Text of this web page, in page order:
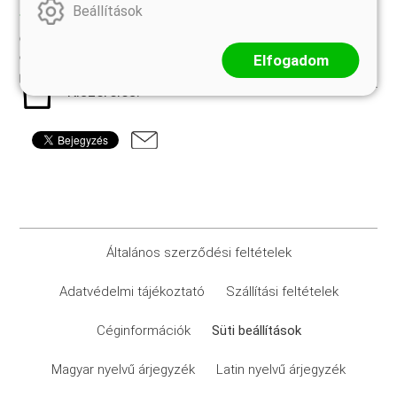
Általános szerződési feltételek
Adatvédelmi tájékoztató Szállítási feltételek
Céginformációk Süti beállítások
Magyar nyelvű árjegyzék Latin nyelvű árjegyzék
Beállítások
Elfogadom